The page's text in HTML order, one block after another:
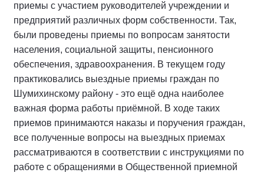
приемы с участием руководителей учреждении и
предприятий различных форм собственности. Так,
были проведены приемы по вопросам занятости
населения, социальной защиты, пенсионного
обеспечения, здравоохранения. В текущем году
практиковались выездные приемы граждан по
Шумихинскому району - это ещё одна наиболее
важная форма работы приёмной. В ходе таких
приемов принимаются наказы и поручения граждан,
все полученные вопросы на выездных приемах
рассматриваются в соответствии с инструкциями по
работе с обращениями в Общественной приемной